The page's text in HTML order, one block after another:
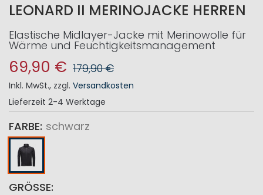
LEONARD II MERINOJACKE HERREN
Elastische Midlayer-Jacke mit Merinowolle für
Wärme und Feuchtigkeitsmanagement
69,90 € 179,90 €
Inkl. MwSt., zzgl. Versandkosten
Lieferzeit 2-4 Werktage
FARBE schwarz
GRÖSSE